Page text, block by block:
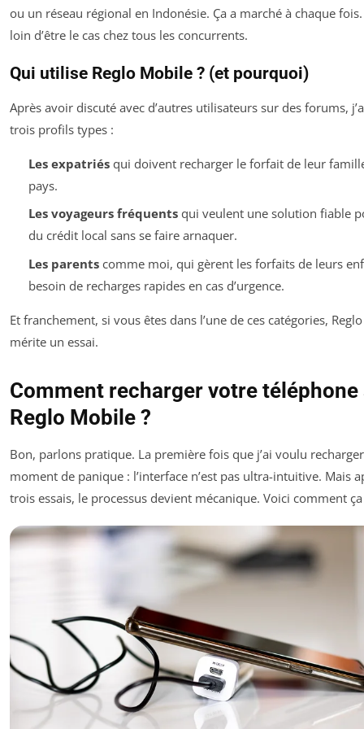
ou un réseau régional en Indonésie. Ça a marché à chaque fois.
loin d’être le cas chez tous les concurrents.
Qui utilise Reglo Mobile ? (et pourquoi)
Après avoir discuté avec d’autres utilisateurs sur des forums,
trois profils types :
Les expatriésqui doivent recharger le forfait de leur
pays.
Les voyageurs fréquentsqui veulent une solution fiable
du crédit local sans se faire arnaquer.
Les parentscomme moi, qui gèrent les forfaits de leurs
besoin de recharges rapides en cas d’urgence.
Et franchement, si vous êtes dans l’une de ces catégories,
mérite un essai.
Comment recharger votre téléphone
Reglo Mobile ?
Bon, parlons pratique. La première fois que j’ai voulu
moment de panique : l’interface n’est pas ultra-intuitive. Mais
trois essais, le processus devient mécanique. Voici comment ça